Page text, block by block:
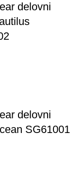
delovni
delovni
SG61001